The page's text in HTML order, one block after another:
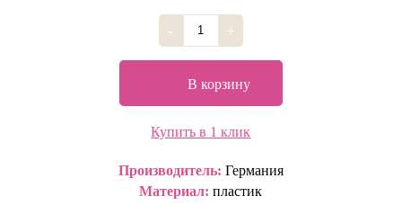
- +
В корзину
Купить в 1 клик
Производитель: Германия
Материал: пластик